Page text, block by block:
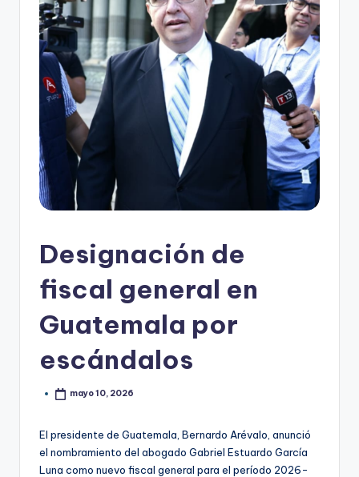
Designación de
fiscal general en
Guatemala por
escándalos
mayo 10, 2026
El presidente de Guatemala, Bernardo Arévalo, anunció
el nombramiento del abogado Gabriel Estuardo García
Luna como nuevo fiscal general para el período 2026-